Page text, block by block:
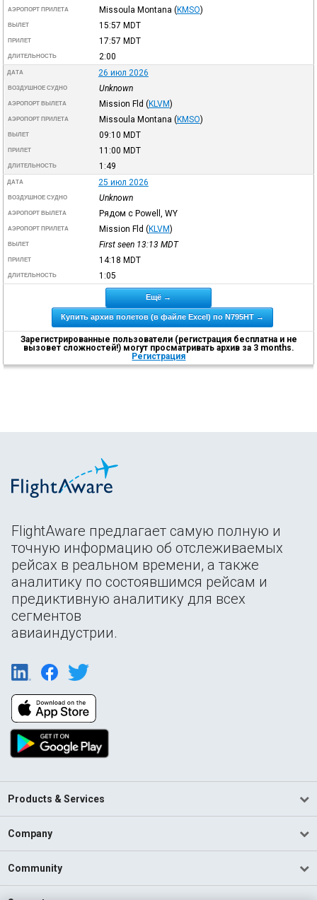
АЭРОПОРТ ПРИЛЕТА Missoula Montana (KMSO)
ВЫЛЕТ 15:57 MDT
ПРИЛЕТ 17:57 MDT
ДЛИТЕЛЬНОСТЬ 2:00
ДАТА 26 июл 2026
ВОЗДУШНОЕ СУДНО Unknown
АЭРОПОРТ ВЫЛЕТА Mission Fld (KLVM)
АЭРОПОРТ ПРИЛЕТА Missoula Montana (KMSO)
ВЫЛЕТ 09:10 MDT
ПРИЛЕТ 11:00 MDT
ДЛИТЕЛЬНОСТЬ 1:49
ДАТА 25 июл 2026
ВОЗДУШНОЕ СУДНО Unknown
АЭРОПОРТ ВЫЛЕТА Рядом с Powell, WY
АЭРОПОРТ ПРИЛЕТА Mission Fld (KLVM)
ВЫЛЕТ First seen 13:13 MDT
ПРИЛЕТ 14:18 MDT
ДЛИТЕЛЬНОСТЬ 1:05
Ещё →
Купить архив полетов (в файле Excel) по N795HT →
Зарегистрированные пользователи (регистрация бесплатна и не
вызовет сложностей!) могут просматривать архив за 3 months.
Регистрация
FlightAware предлагает самую полную и
точную информацию об отслеживаемых
рейсах в реальном времени, а также
аналитику по состоявшимся рейсам и
предиктивную аналитику для всех
сегментов
авиаиндустрии.
Products & Services
Company
Community